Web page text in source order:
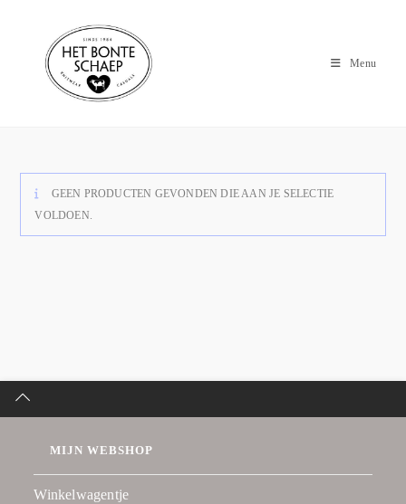
Menu
GEEN PRODUCTEN GEVONDEN DIE AAN JE SELECTIE
VOLDOEN.
MIJN WEBSHOP
Winkelwagentje